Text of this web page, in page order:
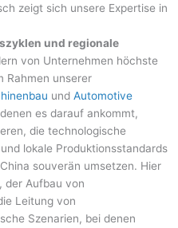
zeigt sich unsere Expertise in
und regionale
von Unternehmen höchste
Rahmen unserer
undAutomotive
es darauf ankommt,
die technologische
lokale Produktionsstandards
souverän umsetzen. Hier
der Aufbau von
Leitung von
Szenarien, bei denen